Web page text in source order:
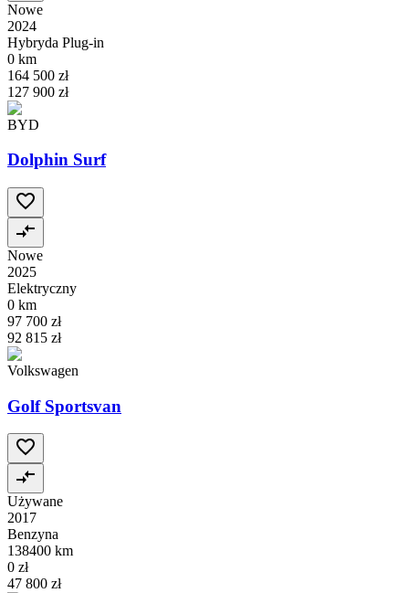
Nowe
2024
Hybryda Plug-in
0 km
164 500 zł
127 900 zł
BYD
Dolphin Surf
Nowe
2025
Elektryczny
0 km
97 700 zł
92 815 zł
Volkswagen
Golf Sportsvan
Używane
2017
Benzyna
138400 km
0 zł
47 800 zł